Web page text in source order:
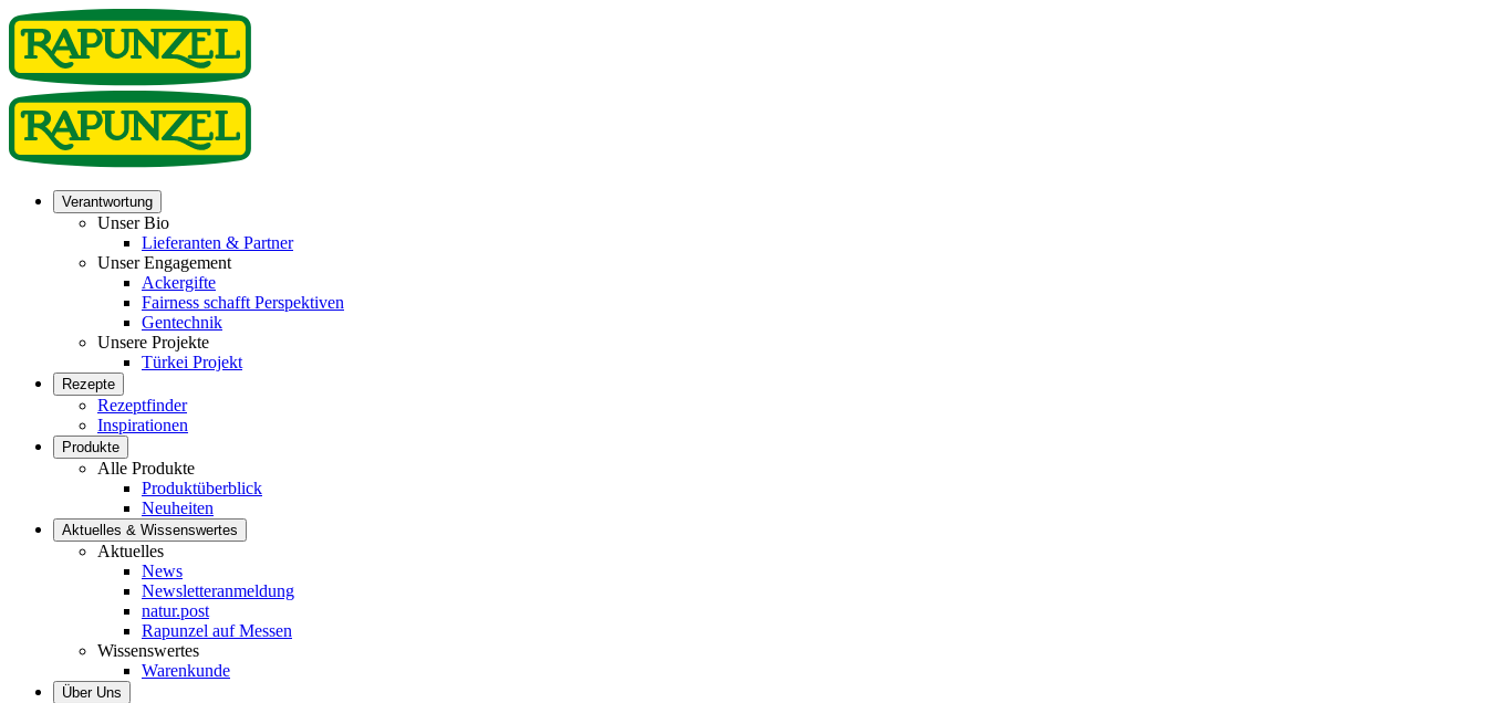
Verantwortung
Unser Bio
Lieferanten & Partner
Unser Engagement
Ackergifte
Fairness schafft Perspektiven
Gentechnik
Unsere Projekte
Türkei Projekt
Rezepte
Rezeptfinder
Inspirationen
Produkte
Alle Produkte
Produktüberblick
Neuheiten
Aktuelles & Wissenswertes
Aktuelles
News
Newsletteranmeldung
natur.post
Rapunzel auf Messen
Wissenswertes
Warenkunde
Über Uns